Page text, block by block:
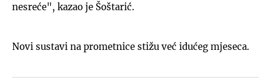
nesreće", kazao je Šoštarić.
Novi sustavi na prometnice stižu već idućeg mjeseca.